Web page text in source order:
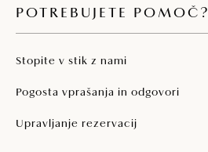
POTREBUJETE POMOČ?
Stopite v stik z nami
Pogosta vprašanja in odgovori
Upravljanje rezervacij